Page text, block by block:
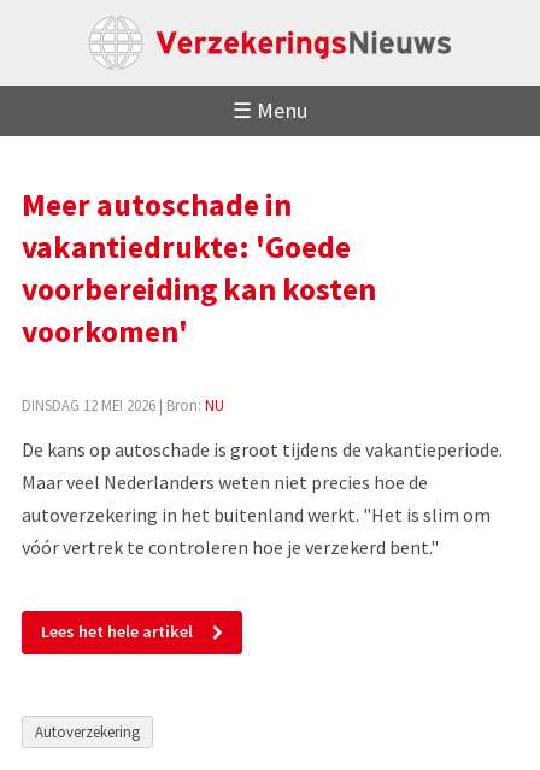
☰ Menu
Meer autoschade in
vakantiedrukte: 'Goede
voorbereiding kan kosten
voorkomen'
DINSDAG 12 MEI 2026| Bron: NU
De kans op autoschade is groot tijdens de vakantieperiode.
Maar veel Nederlanders weten niet precies hoe de
autoverzekering in het buitenland werkt. "Het is slim om
vóór vertrek te controleren hoe je verzekerd bent."
Lees het hele artikel
Autoverzekering